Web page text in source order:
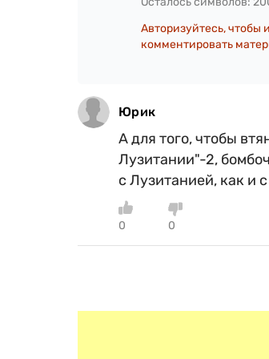
Авторизуйтесь, чтобы
комментировать
Юрик
А для того, чтобы
Лузитании"-2,
с Лузитанией, как и
0 0